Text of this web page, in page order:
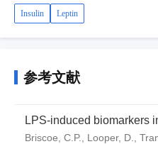
Insulin Leptin
参考文献
LPS-induced biomarkers
for identifying insulin
Briscoe, C.P., Looper, D.,